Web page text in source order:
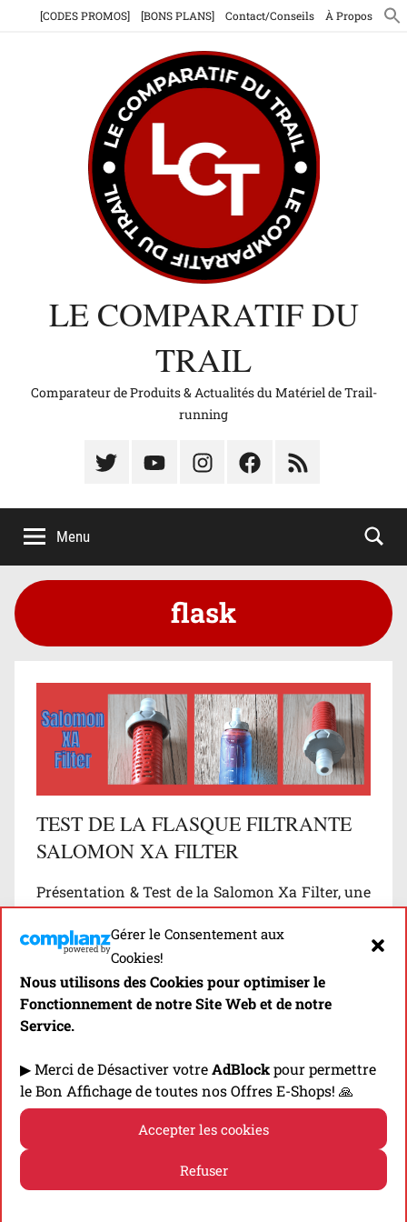
Gérer le Consentement aux
Cookies!
Nous utilisons des Cookies pour optimiser le
Fonctionnement de notre Site Web et de notre
Service.
▶ Merci de Désactiver votreAdBlockpour permettre
le Bon Affichage de toutes nos Offres E-Shops! 🙏
Accepter les cookies
Refuser
[CODES PROMOS] [BONS PLANS] Contact/Conseils À Propos
LE COMPARATIF DU
TRAIL
Comparateur de Produits & Actualités du Matériel de Trail-
running
Élément
menu
Élément
menu
Élément
menu
Élément
menu
Élément
menu
Menu
flask
TEST DE LA FLASQUE FILTRANTE
SALOMON XA FILTER
Présentation & Test de la Salomon Xa Filter, une
aux athlètes en matière d’hydratation…
Découvrir
B
l
2 commentaires